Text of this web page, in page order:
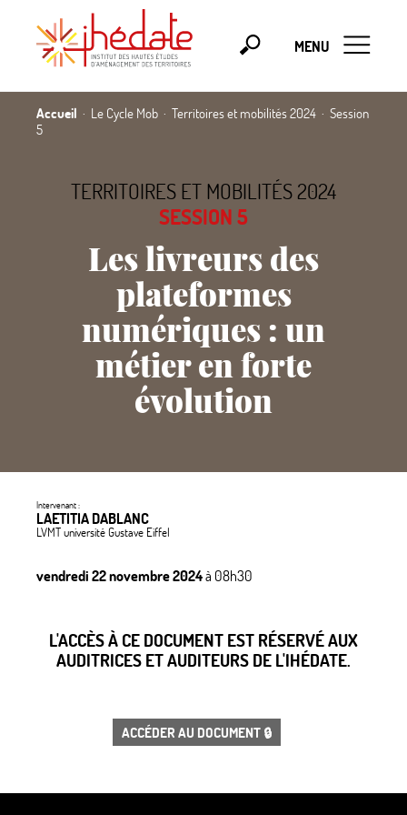
MENU
Accueil Le Cycle Mob Territoires et mobilités 2024
Session
5
TERRITOIRES ET MOBILITÉS 2024
SESSION 5
Les livreurs des
plateformes
numériques : un
métier en forte
évolution
Intervenant :
LAETITIA DABLANC
LVMT université Gustave Eiffel
vendredi 22 novembre 2024à 08h30
L'ACCÈS À CE DOCUMENT EST RÉSERVÉ AUX
AUDITRICES ET AUDITEURS DE L'IHÉDATE.
ACCÉDER AU DOCUMENT 🔒